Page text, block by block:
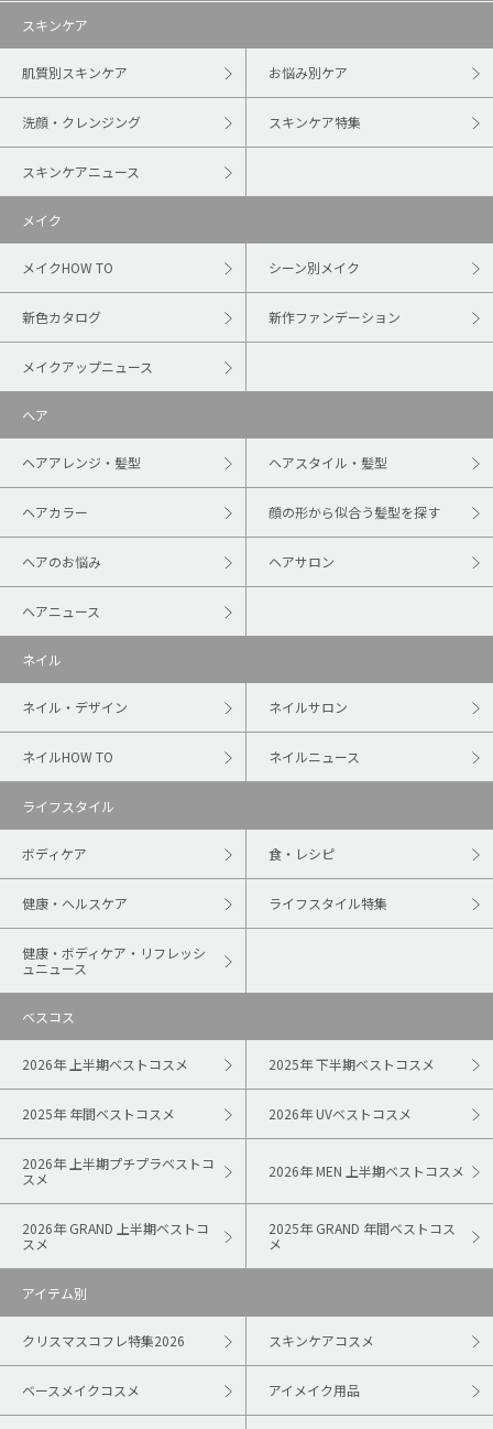
スキンケア
肌質別スキンケア お悩み別ケア
洗顔・クレンジング スキンケア特集
スキンケアニュース
メイク
メイクHOW TO シーン別メイク
新色カタログ 新作ファンデーション
メイクアップニュース
ヘア
ヘアアレンジ・髪型 ヘアスタイル・髪型
ヘアカラー 顔の形から似合う髪型を探す
ヘアのお悩み ヘアサロン
ヘアニュース
ネイル
ネイル・デザイン ネイルサロン
ネイルHOW TO ネイルニュース
ライフスタイル
ボディケア 食・レシピ
健康・ヘルスケア ライフスタイル特集
健康・ボディケア・リフレッシ
ュニュース
ベスコス
2026年 上半期ベストコスメ 2025年 下半期ベストコスメ
2025年 年間ベストコスメ 2026年 UVベストコスメ
2026年 上半期プチプラベストコ
スメ
2026年 MEN 上半期ベストコスメ
2026年 GRAND 上半期ベストコ
スメ
2025年 GRAND 年間ベストコス
メ
アイテム別
クリスマスコフレ特集2026 スキンケアコスメ
ベースメイクコスメ アイメイク用品